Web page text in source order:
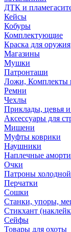
ДТК и
Кейсы
Кобуры
Комплектующие
Краска для оружия
Магазины
Мушки
Патронташи
Ложи, Комплекты
Ремни
Чехлы
Приклады, цевья и
Аксессуары для
Мишени
Муфты коврики
Наушники
Наплечные
Очки
Патроны
Перчатки
Сошки
Станки, упоры,
Стикхант
Сейфы
Товары для охоты